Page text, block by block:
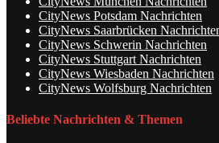
CityNews Potsdam Nachrichten
CityNews Saarbrücken
CityNews Schwerin Nachrichten
CityNews Stuttgart Nachrichten
CityNews Wiesbaden Nachrichten
CityNews Wolfsburg Nachrichten
Beliebte Nachrichten & Themen